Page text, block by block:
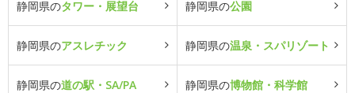
静岡県のタワー・展望台 静岡県の公園
静岡県のアスレチック 静岡県の温泉・スパリゾート
静岡県の道の駅・SA/PA 静岡県の博物館・科学館